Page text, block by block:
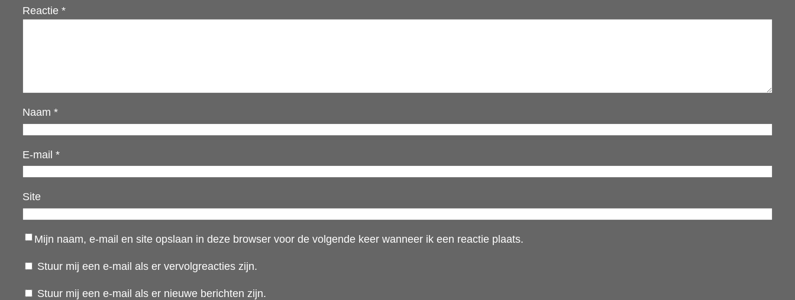
Reactie *
Naam *
E-mail *
Site
Mijn naam, e-mail en site opslaan in deze browser voor de volgende keer wanneer ik een reactie plaats.
Stuur mij een e-mail als er vervolgreacties zijn.
Stuur mij een e-mail als er nieuwe berichten zijn.